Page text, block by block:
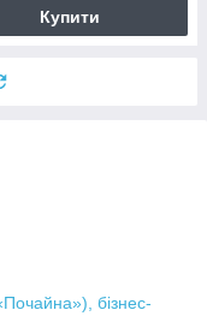
Купити
бізнес-